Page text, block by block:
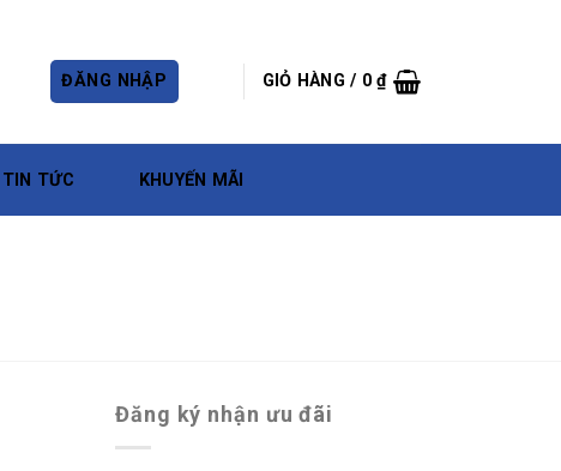
ĐĂNG NHẬP GIỎ HÀNG / 0₫
TIN TỨC KHUYẾN MÃI
Đăng ký nhận ưu đãi